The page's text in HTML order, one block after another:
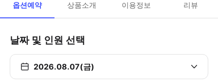
옵션예약 상품소개 이용정보 리뷰
날짜 및 인원 선택
2026.08.07(금)